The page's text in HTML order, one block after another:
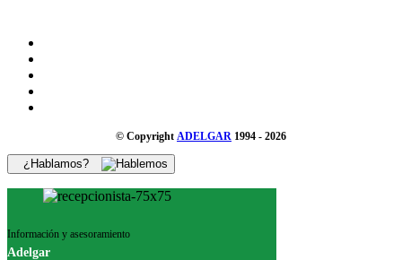
© Copyright ADELGAR 1994 - 2026
¿Hablamos?
Información y asesoramiento
Adelgar